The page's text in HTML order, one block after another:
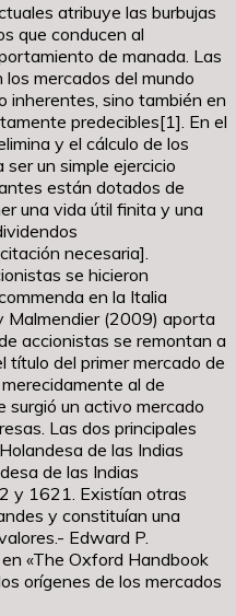
atribuye las burbujas
que conducen al
de manada. Las
mercados del mundo
inherentes, sino también en
predecibles[1]. En el
y el cálculo de los
un simple ejercicio
están dotados de
una vida útil finita y una
necesaria].
se hicieron
en la Italia
Malmendier (2009) aporta
accionistas se remontan a
título del primer mercado de
al de
surgió un activo mercado
Las dos principales
de las Indias
de las Indias
y 1621. Existían otras
y constituían una
Edward P.
«The Oxford Handbook
orígenes de los mercados